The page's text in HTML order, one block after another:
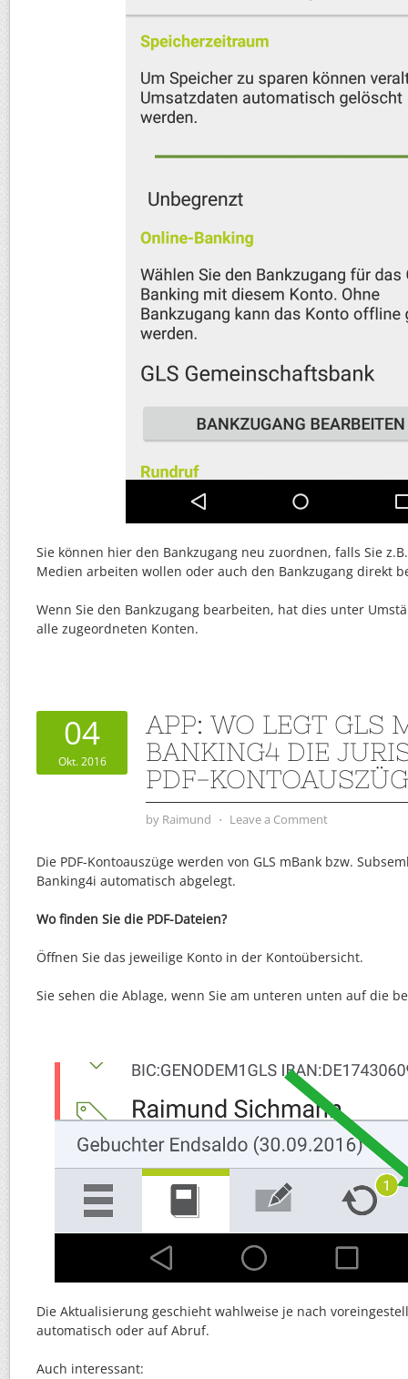
Sie können hier den Bankzugang neu zuordnen, falls Sie
Medien arbeiten wollen oder auch den Bankzugang direkt
Wenn Sie den Bankzugang bearbeiten, hat dies unter
alle zugeordneten Konten.
04
Okt. 2016
APP: WO LEGT GLS
BANKING4 DIE
PDF-
by Raimund ⋅ Leave a Comment
Die PDF-Kontoauszüge werden von GLS mBank bzw.
Banking4i automatisch abgelegt.
Wo finden Sie die PDF-Dateien?
Öffnen Sie das jeweilige Konto in der Kontoübersicht.
Sie sehen die Ablage, wenn Sie am unteren unten auf die
Die Aktualisierung geschieht wahlweise je nach
automatisch oder auf Abruf.
Auch interessant: